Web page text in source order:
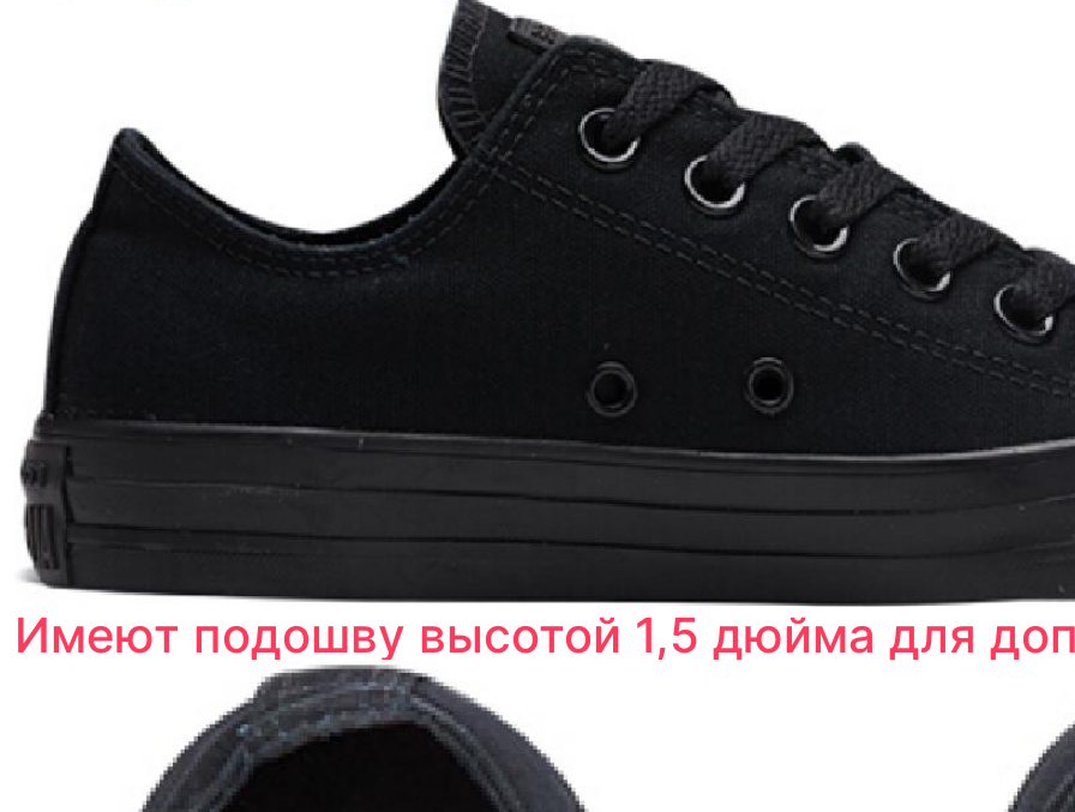
Тройная гарантия
оригинальности
Товар сертифицирован и опломбирован.
Проверяем на оригинальность
по 16 параметрам.
Если придёт подделка — вернём деньги
в трёхкратном размере.
Как мы провеяем товары
Имеют подошву высотой 1,5 дюйма для